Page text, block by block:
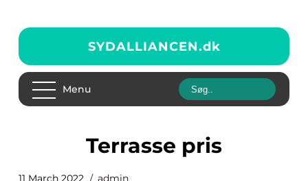
SYDALLIANCEN.dk
Menu
terrasse pris
11 March 2022 admin